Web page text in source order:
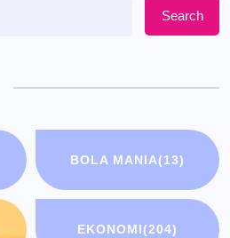
Search
BOLA MANIA(13)
EKONOMI(204)